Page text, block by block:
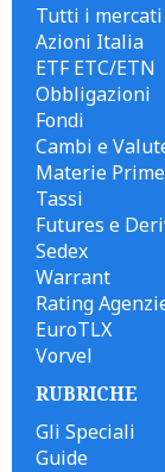
Tutti i mercati
Azioni Italia
ETF ETC/ETN
Obbligazioni
Fondi
Cambi e
Materie Prime
Tassi
Futures e
Sedex
Warrant
Rating
EuroTLX
Vorvel
RUBRICHE
Gli Speciali
Guide